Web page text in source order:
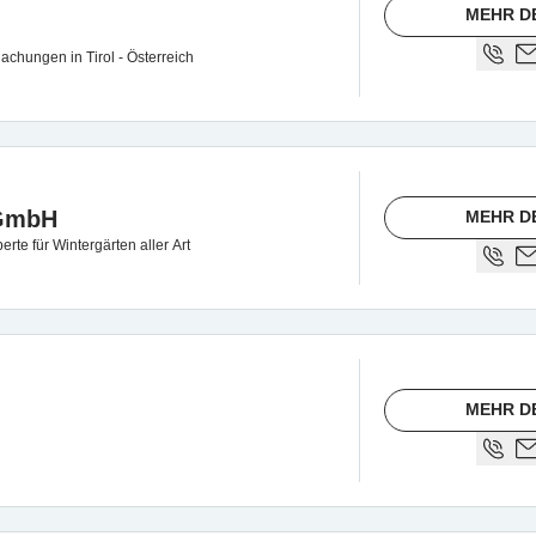
in Tirol - Österreich
MEHR
für Wintergärten aller Art
MEHR
MEHR